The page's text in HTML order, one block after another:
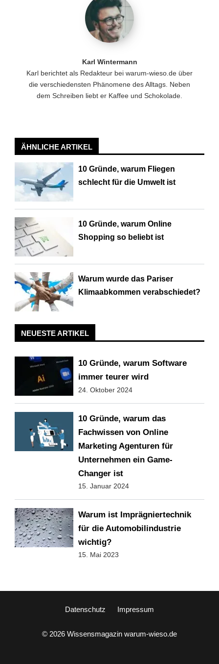
Karl Wintermann
Karl berichtet als Redakteur bei warum-wieso.de über
die verschiedensten Phänomene des Alltags. Neben
dem Schreiben liebt er Kaffee und Schokolade.
ÄHNLICHE ARTIKEL
10 Gründe, warum Fliegen
schlecht für die Umwelt ist
10 Gründe, warum Online
Shopping so beliebt ist
Warum wurde das Pariser
Klimaabkommen verabschiedet?
NEUESTE ARTIKEL
10 Gründe, warum Software
immer teurer wird
24. Oktober 2024
10 Gründe, warum das
Fachwissen von Online
Marketing Agenturen für
Unternehmen ein Game-
Changer ist
15. Januar 2024
Warum ist Imprägniertechnik
für die Automobilindustrie
wichtig?
15. Mai 2023
Datenschutz Impressum
© 2026 Wissensmagazin warum-wieso.de